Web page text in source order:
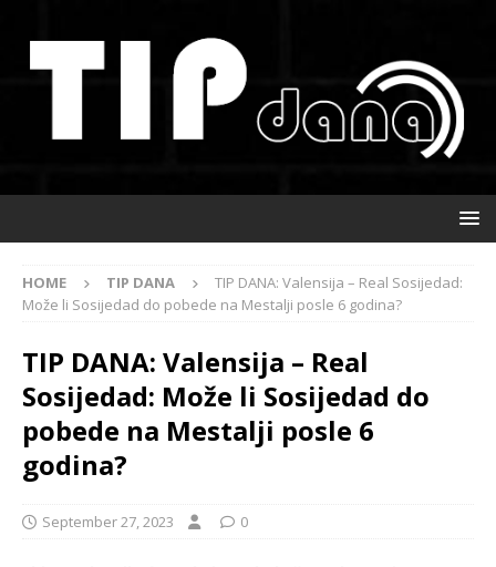
HOME TIP DANA
TIP DANA: Valensija – Real Sosijedad:
Može li Sosijedad do pobede na Mestalji posle 6 godina?
TIP DANA: Valensija – Real
Sosijedad: Može li Sosijedad do
pobede na Mestalji posle 6
godina?
September 27, 2023 0